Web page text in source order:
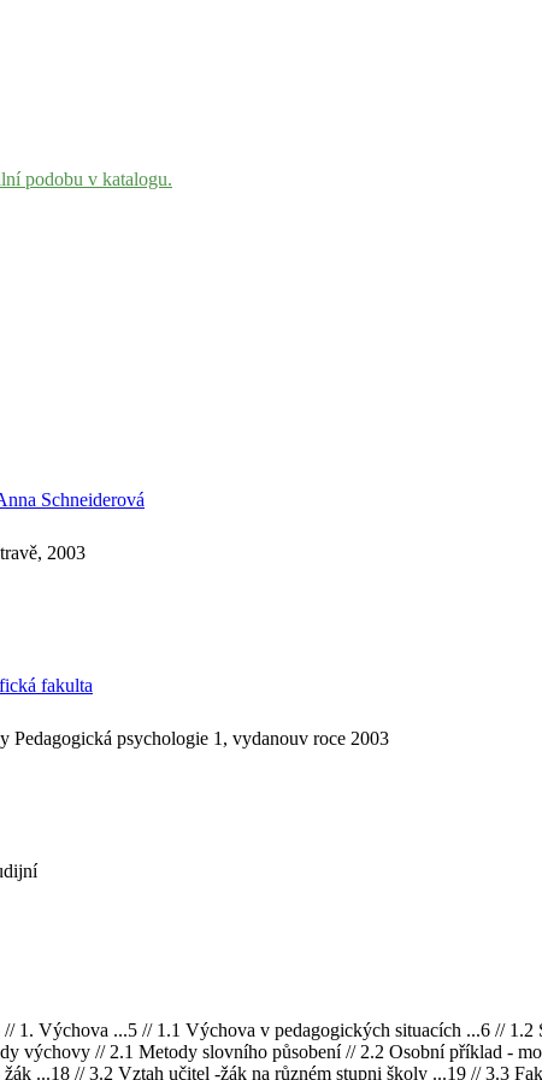
podobu v katalogu.
Schneiderová
2003
fakulta
Pedagogická psychologie 1, vydanouv roce 2003
Výchova ...5 // 1.1 Výchova v pedagogických situacích ...6 // 1.2
výchovy // 2.1 Metody slovního působení // 2.2 Osobní příklad -
...18 // 3.2 Vztah učitel -žák na různém stupni školy ...19 // 3.3